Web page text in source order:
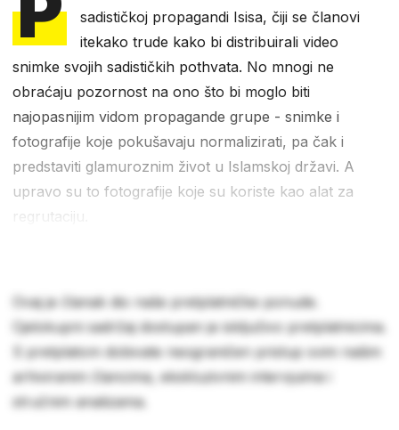
sadističkoj propagandi Isisa, čiji se članovi
itekako trude kako bi distribuirali video
snimke svojih sadističkih pothvata. No mnogi ne
obraćaju pozornost na ono što bi moglo biti
najopasnijim vidom propagande grupe - snimke i
fotografije koje pokušavaju normalizirati, pa čak i
predstaviti glamuroznim život u Islamskoj državi. A
upravo su to fotografije koje su koriste kao alat za
regrutaciju.
Ovaj je članak dio naše pretplatničke ponude.
Cjelokupni sadržaj dostupan je isključivo pretplatnicima.
S pretplatom dobivate neograničen pristup svim našim
arhiviranim člancima, ekskluzivnim intervjuima i
stručnim analizama.